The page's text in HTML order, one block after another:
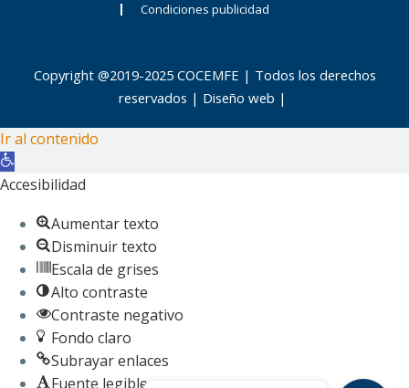
Condiciones publicidad
Copyright @2019-2025 COCEMFE | Todos los derechos
reservados | Diseño web |
Ir al contenido
Abrir
barra
herramientas
Accesibilidad
Aumentar texto
Disminuir texto
Escala de grises
Alto contraste
Contraste negativo
Fondo claro
Subrayar enlaces
Fuente legible